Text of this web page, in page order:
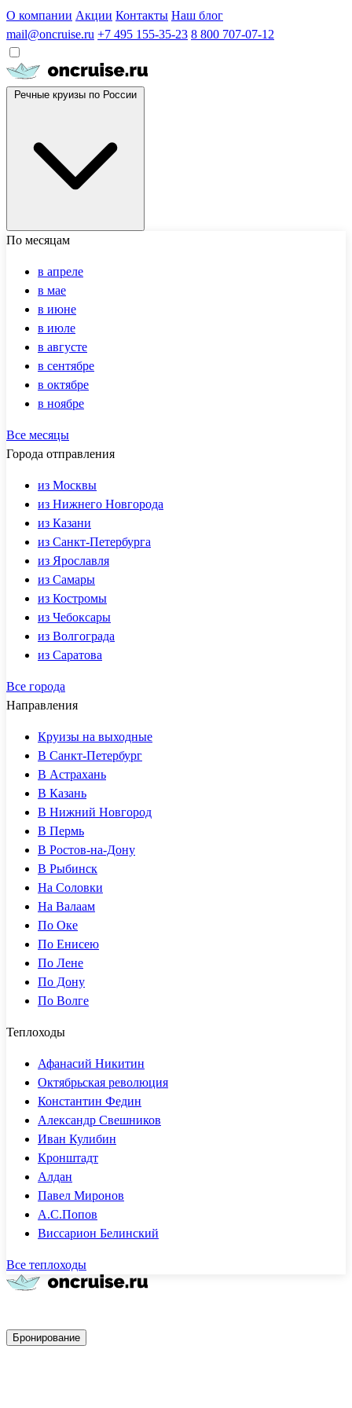
О компании Акции Контакты Наш блог
mail@oncruise.ru +7 495 155-35-23 8 800 707-07-12
По месяцам
в апреле
в мае
в июне
в июле
в августе
в сентябре
в октябре
в ноябре
Все месяцы
Города отправления
из Москвы
из Нижнего Новгорода
из Казани
из Санкт-Петербурга
из Ярославля
из Самары
из Костромы
из Чебоксары
из Волгограда
из Саратова
Все города
Направления
Круизы на выходные
В Санкт-Петербург
В Астрахань
В Казань
В Нижний Новгород
В Пермь
В Ростов-на-Дону
В Рыбинск
На Соловки
На Валаам
По Оке
По Енисею
По Лене
По Дону
По Волге
Теплоходы
Афанасий Никитин
Октябрьская революция
Константин Федин
Александр Свешников
Иван Кулибин
Кронштадт
Алдан
Павел Миронов
А.С.Попов
Виссарион Белинский
Все теплоходы
Бронирование